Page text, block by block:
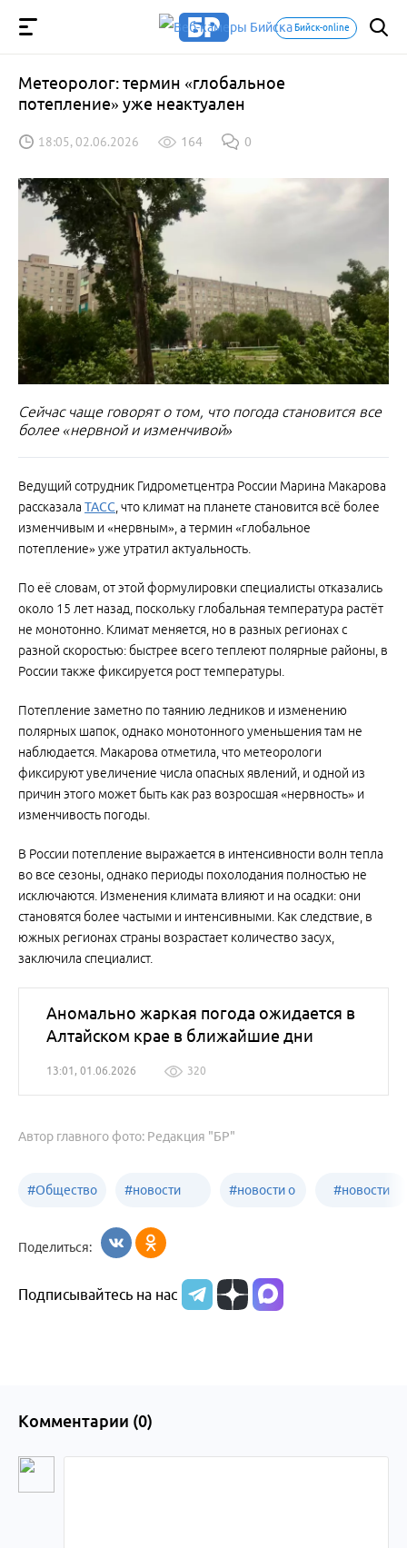
Бийск-online
Метеоролог: термин «глобальное
потепление» уже неактуален
18:05, 02.06.2026 164 0
Сейчас чаще говорят о том, что погода становится все
более «нервной и изменчивой»
Ведущий сотрудник Гидрометцентра России Марина Макарова
рассказала ТАСС, что климат на планете становится всё более
изменчивым и «нервным», а термин «глобальное
потепление» уже утратил актуальность.
По её словам, от этой формулировки специалисты отказались
около 15 лет назад, поскольку глобальная температура растёт
не монотонно. Климат меняется, но в разных регионах с
разной скоростью: быстрее всего теплеют полярные районы, в
России также фиксируется рост температуры.
Потепление заметно по таянию ледников и изменению
полярных шапок, однако монотонного уменьшения там не
наблюдается. Макарова отметила, что метеорологи
фиксируют увеличение числа опасных явлений, и одной из
причин этого может быть как раз возросшая «нервность» и
изменчивость погоды.
В России потепление выражается в интенсивности волн тепла
во все сезоны, однако периоды похолодания полностью не
исключаются. Изменения климата влияют и на осадки: они
становятся более частыми и интенсивными. Как следствие, в
южных регионах страны возрастает количество засух,
заключила специалист.
Аномально жаркая погода ожидается в
Алтайском крае в ближайшие дни
13:01, 01.06.2026 320
Автор главного фото: Редакция "БР"
#Общество #новости
образования
#новости о
Алтайского
#новости
Поделиться:
Подписывайтесь на нас
Комментарии (0)